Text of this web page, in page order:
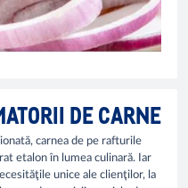
DE CARNE
carnea de pe rafturile
etalon în lumea culinară. Iar
unice ale clienţilor, la